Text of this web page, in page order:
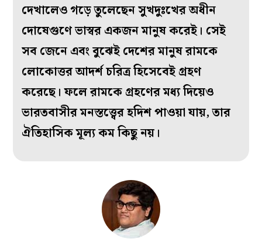
দেখালেও গড়ে তুলেছেন সুখদুঃখের অধীন
দোষেগুণে ভাস্বর একজন মানুষ করেই। সেই
সব জেনে এবং বুঝেই দেশের মানুষ রামকে
লোকোত্তর আদর্শ চরিত্র হিসেবেই গ্রহণ
করেছে। ফলে রামকে গ্রহণের মধ্য দিয়েও
ভারতবাসীর মনস্তত্ত্বের হদিশ পাওয়া যায়, তার
ঐতিহাসিক মূল্য কম কিছু নয়।